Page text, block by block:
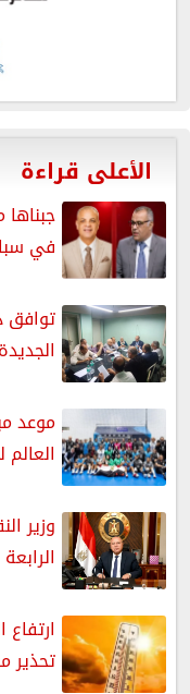
الأعلى قراءة
في
توافق
موعد
وزير
تحذير